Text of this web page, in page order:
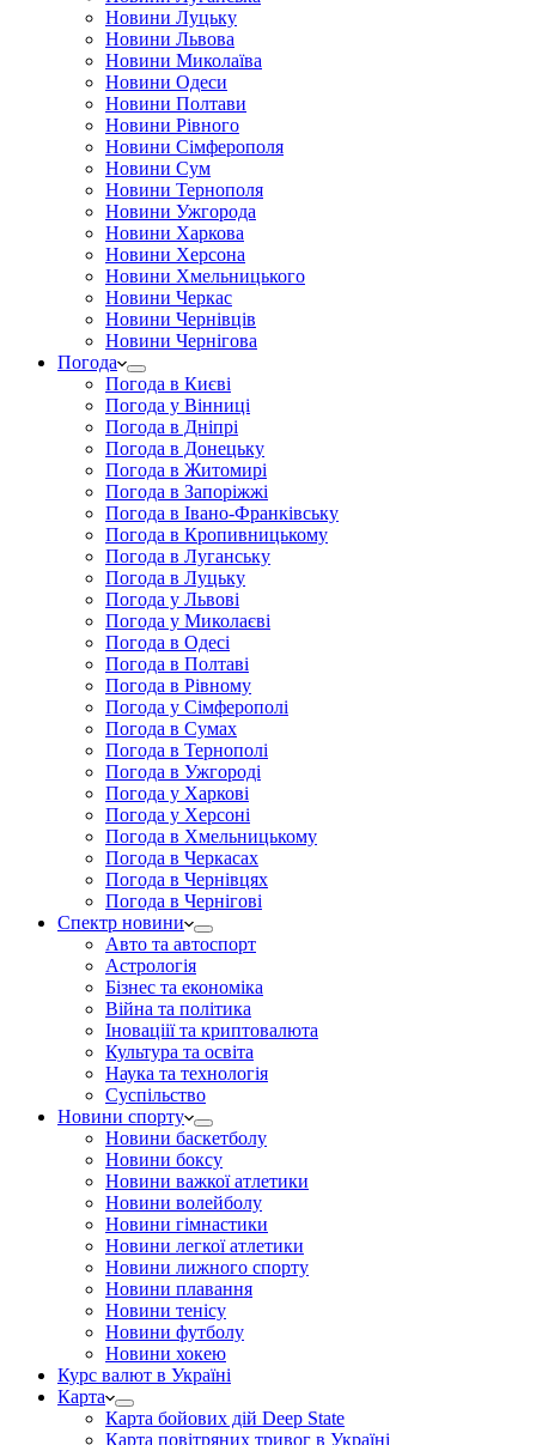
Новини Луцьку
Новини Львова
Новини Миколаїва
Новини Одеси
Новини Полтави
Новини Рівного
Новини Сімферополя
Новини Сум
Новини Тернополя
Новини Ужгорода
Новини Харкова
Новини Херсона
Новини Хмельницького
Новини Черкас
Новини Чернівців
Новини Чернігова
Погода
Погода в Києві
Погода у Вінниці
Погода в Дніпрі
Погода в Донецьку
Погода в Житомирі
Погода в Запоріжжі
Погода в Івано-Франківську
Погода в Кропивницькому
Погода в Луганську
Погода в Луцьку
Погода у Львові
Погода у Миколаєві
Погода в Одесі
Погода в Полтаві
Погода в Рівному
Погода у Сімферополі
Погода в Сумах
Погода в Тернополі
Погода в Ужгороді
Погода у Харкові
Погода у Херсоні
Погода в Хмельницькому
Погода в Черкасах
Погода в Чернівцях
Погода в Чернігові
Спектр новини
Авто та автоспорт
Астрологія
Бізнес та економіка
Війна та політика
Іноваціії та криптовалюта
Культура та освіта
Наука та технологія
Суспільство
Новини спорту
Новини баскетболу
Новини боксу
Новини важкої атлетики
Новини волейболу
Новини гімнастики
Новини легкої атлетики
Новини лижного спорту
Новини плавання
Новини тенісу
Новини футболу
Новини хокею
Курс валют в Україні
Карта
Карта бойових дій Deep State
Карта повітряних тривог в Україні